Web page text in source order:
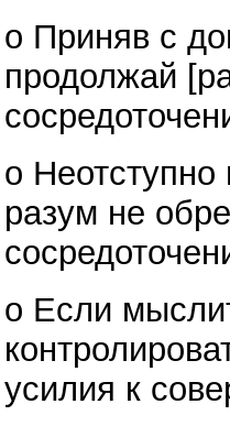
o Приняв с
продолжай
o
разум не
o Если
усилия к